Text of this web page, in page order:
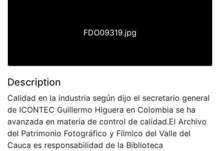
FDO09319.jpg
Description
Calidad en la industria según dijo el secretario general
de ICONTEC Guillermo Higuera en Colombia se ha
avanzada en materia de control de calidad.El Archivo
del Patrimonio Fotográfico y Fílmico del Valle del
Cauca es responsabilidad de la Biblioteca